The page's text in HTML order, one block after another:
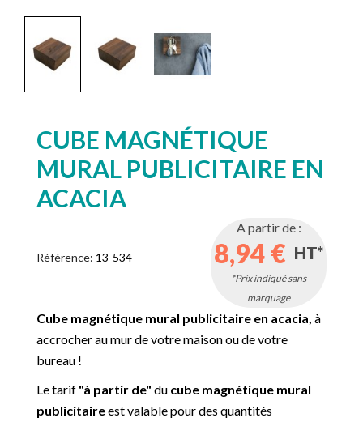
CUBE MAGNÉTIQUE
MURAL PUBLICITAIRE EN
ACACIA
Référence: 13-534
A partir de :
8,94 € HT*
*Prix indiqué sans
marquage
Cube magnétique mural publicitaire en acacia, à
accrocher au mur de votre maison ou de votre
bureau !
Le tarif "à partir de" du cube magnétique mural
publicitaireest valable pour des quantités